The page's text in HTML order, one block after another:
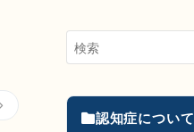
認知症について